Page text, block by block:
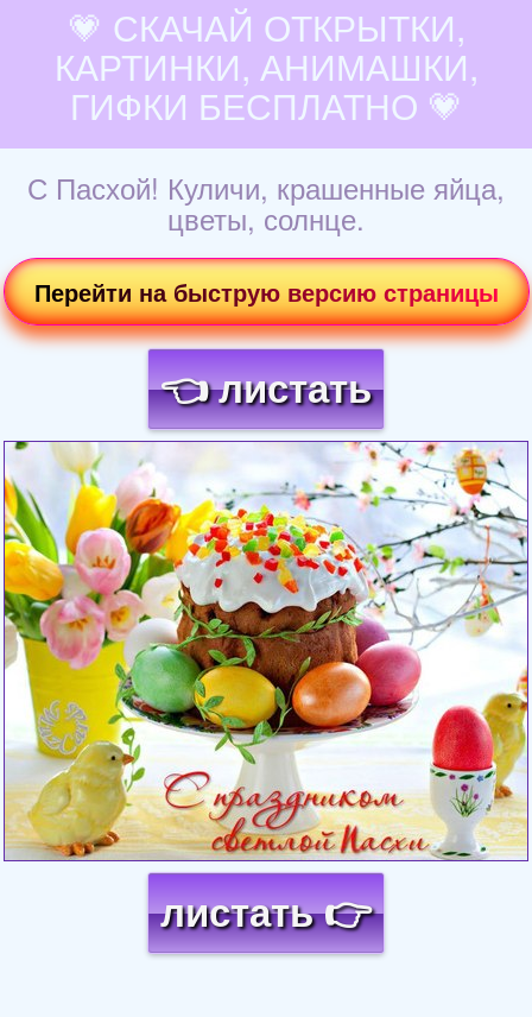
💗 СКАЧАЙ ОТКРЫТКИ,
КАРТИНКИ, АНИМАШКИ,
ГИФКИ БЕСПЛАТНО 💗
С Пасхой! Куличи, крашенные яйца,
цветы, солнце.
Перейти на быструю версию страницы
👈 листать
Загрузка картинки...
листать 👉